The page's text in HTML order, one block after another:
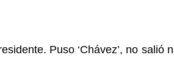
Puso ‘Chávez’, no salió